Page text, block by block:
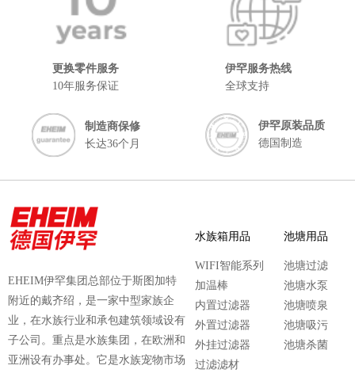
更换零件服务
10年服务保证
伊罕服务热线
全球支持
制造商保修
长达36个月
伊罕原装品质
德国制造
EHEIM伊罕集团总部位于斯图加特
附近的戴齐绍，是一家中型家族企
业，在水族行业和承包建筑领域设有
子公司。重点是水族集团，在欧洲和
亚洲设有办事处。它是水族宠物市场
水族箱用品
WIFI智能系列
加温棒
内置过滤器
外置过滤器
外挂过滤器
过滤滤材
池塘用品
池塘过滤
池塘水泵
池塘喷泉
池塘吸污
池塘杀菌